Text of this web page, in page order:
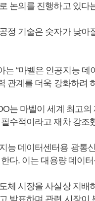
논의를 진행하고 있다
정 기술은 숫자가 낮아
는 “마벨은 인공지능
관계를 더욱 강화하려
는 마벨이 세계 최고
수적이라고 재차 강조
능 데이터센터용 광통
다. 이는 대용량 데이
체 시장을 사실상 지배
발표하며 관련 시장이